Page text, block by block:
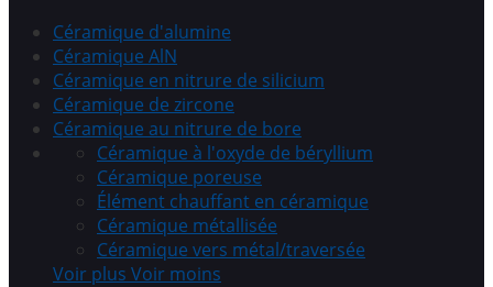
Céramique d'alumine
Céramique AlN
Céramique en nitrure de silicium
Céramique de zircone
Céramique au nitrure de bore
Céramique à l'oxyde de béryllium
Céramique poreuse
Élément chauffant en céramique
Céramique métallisée
Céramique vers métal/traversée
Voir plus Voir moins